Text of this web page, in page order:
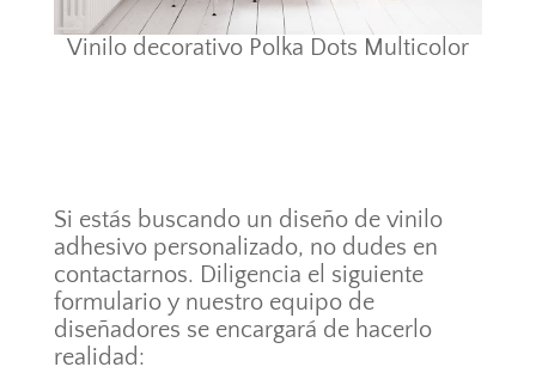
Vinilo decorativo Polka Dots Multicolor
Si estás buscando un diseño de vinilo
adhesivo personalizado, no dudes en
contactarnos. Diligencia el siguiente
formulario y nuestro equipo de
diseñadores se encargará de hacerlo
realidad: